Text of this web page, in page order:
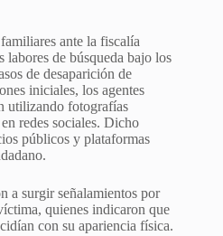
ante la fiscalía
de búsqueda bajo los
de desaparición de
iniciales, los agentes
utilizando fotografías
redes sociales. Dicho
públicos y plataformas
a surgir señalamientos por
quienes indicaron que
con su apariencia física.